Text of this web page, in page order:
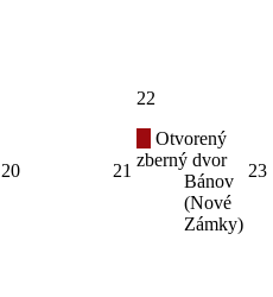
20 21
22
Otvorený
zberný dvor
Bánov
(Nové
Zámky)
23